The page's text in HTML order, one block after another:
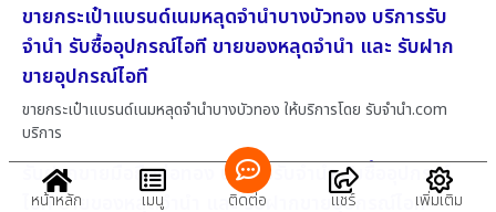
ขายกระเป๋าแบรนด์เนมหลุดจำนำบางบัวทอง บริการรับ
จำนำ รับซื้ออุปกรณ์ไอที ขายของหลุดจำนำ และ รับฝาก
ขายอุปกรณ์ไอที
ขายกระเป๋าแบรนด์เนมหลุดจำนำบางบัวทอง ให้บริการโดย รับจํานํา.com
บริการ
รับฝากขายมือถือบ่อทอง บริการรับจำนำ รับซื้ออุปกรณ์
ไอที ขายของหลุดจำนำ และ รับฝากขายอุปกรณ์ไอที
หน้าหลัก เมนู ติดต่อ แชร์ เพิ่มเติม